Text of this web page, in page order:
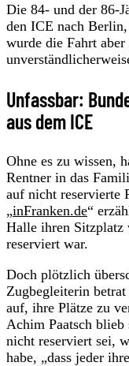
Die 84- und der 86-
den ICE nach
wurde die Fahrt
Unfassbar:
aus dem ICE
Ohne es zu wissen,
Rentner in das
auf nicht reservierte
„inFranken.de“
Halle ihren Sitzplatz
reserviert war.
Doch plötzlich
Zugbegleiterin
auf, ihre Plätze zu
Achim Paatsch blieb
nicht reserviert sei,
habe, „dass jeder